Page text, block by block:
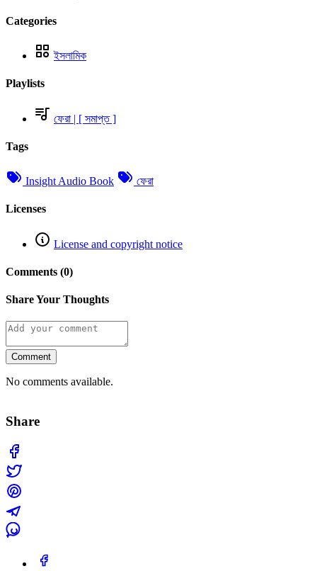
Categories
ইসলামিক
Playlists
ফেরা | [ সমাপ্ত ]
Tags
Insight Audio Book ফেরা
Licenses
License and copyright notice
Comments (0)
Share Your Thoughts
Comment
No comments available.
Share